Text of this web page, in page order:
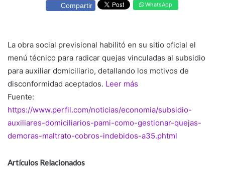
Compartir WhatsApp
La obra social previsional habilitó en su sitio oficial el
menú técnico para radicar quejas vinculadas al subsidio
para auxiliar domiciliario, detallando los motivos de
disconformidad aceptados. Leer más
Fuente:
https://www.perfil.com/noticias/economia/subsidio-
auxiliares-domiciliarios-pami-como-gestionar-quejas-
demoras-maltrato-cobros-indebidos-a35.phtml
Artículos Relacionados